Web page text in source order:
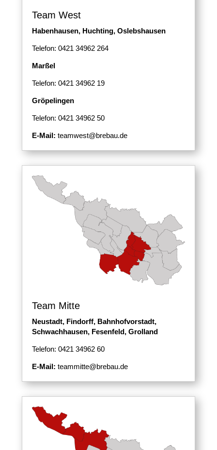
Team West
Habenhausen, Huchting, Oslebshausen
Telefon: 0421 34962 264
Marßel
Telefon: 0421 34962 19
Gröpelingen
Telefon: 0421 34962 50
E-Mail: teamwest@brebau.de
Team Mitte
Neustadt, Findorff, Bahnhofvorstadt,
Schwachhausen, Fesenfeld, Grolland
Telefon: 0421 34962 60
E-Mail: teammitte@brebau.de